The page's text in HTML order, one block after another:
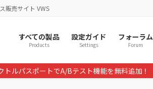
販売サイト VWS
すべての製品
Products
設定ガイド
Settings
フォーラム
Forum
トルパスポートでA/Bテスト機能を無料追加！